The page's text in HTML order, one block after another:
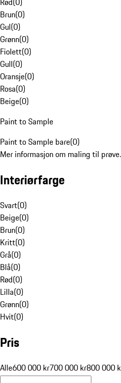
Brun(0)
Gul(0)
Grønn(0)
Fiolett(0)
Gull(0)
Oransje(0)
Rosa(0)
Beige(0)
Paint to Sample
Paint to Sample bare(0)
Mer informasjon om maling til prøve.
Interiørfarge
Svart(0)
Beige(0)
Brun(0)
Kritt(0)
Grå(0)
Blå(0)
Rød(0)
Lilla(0)
Grønn(0)
Hvit(0)
Pris
Alle600 000 kr700 000 kr800 000